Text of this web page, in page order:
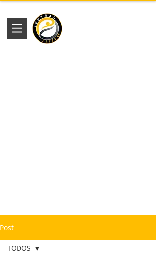
Post
TODOS